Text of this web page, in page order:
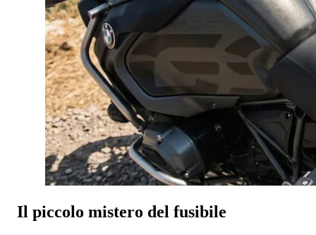
Il piccolo mistero del fusibile